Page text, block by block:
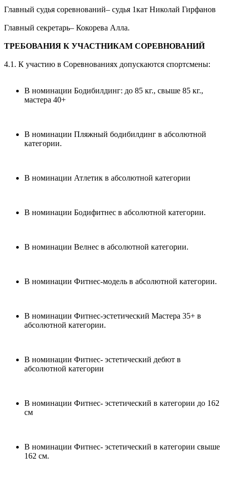
Главный судья соревнований– судья 1кат Николай Гирфанов
Главный секретарь– Кокорева Алла.
ТРЕБОВАНИЯ К УЧАСТНИКАМ СОРЕВНОВАНИЙ
4.1. К участию в Соревнованиях допускаются спортсмены:
В номинации Бодибилдинг: до 85 кг., свыше 85 кг.,
мастера 40+
В номинации Пляжный бодибилдинг в абсолютной
категории.
В номинации Атлетик в абсолютной категории
В номинации Бодифитнес в абсолютной категории.
В номинации Велнес в абсолютной категории.
В номинации Фитнес-модель в абсолютной категории.
В номинации Фитнес-эстетический Мастера 35+ в
абсолютной категории.
В номинации Фитнес- эстетический дебют в
абсолютной категории
В номинации Фитнес- эстетический в категории до 162
см
В номинации Фитнес- эстетический в категории свыше
162 см.